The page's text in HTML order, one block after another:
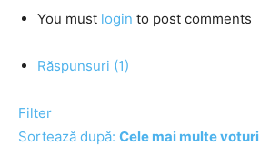
You must login to post comments
Răspunsuri (1)
Filter
Sortează după: Cele mai multe voturi